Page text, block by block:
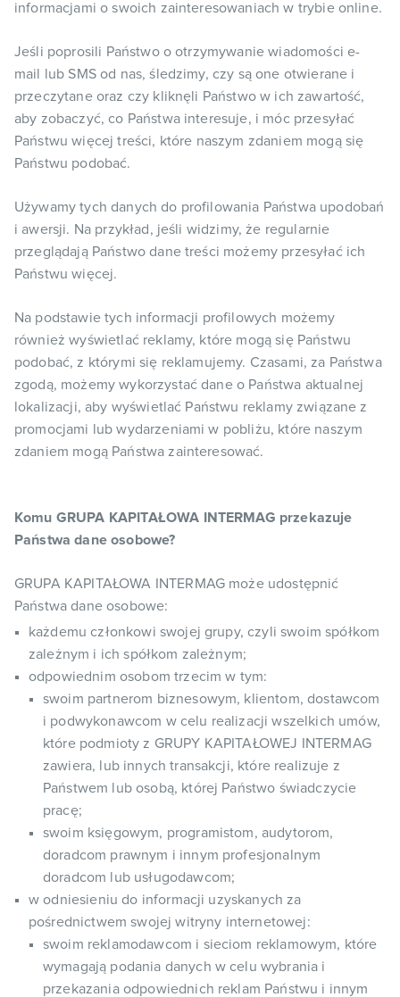
informacjami o swoich zainteresowaniach w trybie online.
Jeśli poprosili Państwo o otrzymywanie wiadomości e-
mail lub SMS od nas, śledzimy, czy są one otwierane i
przeczytane oraz czy kliknęli Państwo w ich zawartość,
aby zobaczyć, co Państwa interesuje, i móc przesyłać
Państwu więcej treści, które naszym zdaniem mogą się
Państwu podobać.
Używamy tych danych do profilowania Państwa upodobań
i awersji. Na przykład, jeśli widzimy, że regularnie
przeglądają Państwo dane treści możemy przesyłać ich
Państwu więcej.
Na podstawie tych informacji profilowych możemy
również wyświetlać reklamy, które mogą się Państwu
podobać, z którymi się reklamujemy. Czasami, za Państwa
zgodą, możemy wykorzystać dane o Państwa aktualnej
lokalizacji, aby wyświetlać Państwu reklamy związane z
promocjami lub wydarzeniami w pobliżu, które naszym
zdaniem mogą Państwa zainteresować.
Komu GRUPA KAPITAŁOWA INTERMAG przekazuje
Państwa dane osobowe?
GRUPA KAPITAŁOWA INTERMAG może udostępnić
Państwa dane osobowe:
każdemu członkowi swojej grupy, czyli swoim spółkom
zależnym i ich spółkom zależnym;
odpowiednim osobom trzecim w tym:
swoim partnerom biznesowym, klientom, dostawcom
i podwykonawcom w celu realizacji wszelkich umów,
które podmioty z GRUPY KAPITAŁOWEJ INTERMAG
zawiera, lub innych transakcji, które realizuje z
Państwem lub osobą, której Państwo świadczycie
pracę;
swoim księgowym, programistom, audytorom,
doradcom prawnym i innym profesjonalnym
doradcom lub usługodawcom;
w odniesieniu do informacji uzyskanych za
pośrednictwem swojej witryny internetowej:
swoim reklamodawcom i sieciom reklamowym, które
wymagają podania danych w celu wybrania i
przekazania odpowiednich reklam Państwu i innym